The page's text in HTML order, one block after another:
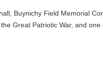
Buynichy Field Memorial
Great Patriotic War, and one